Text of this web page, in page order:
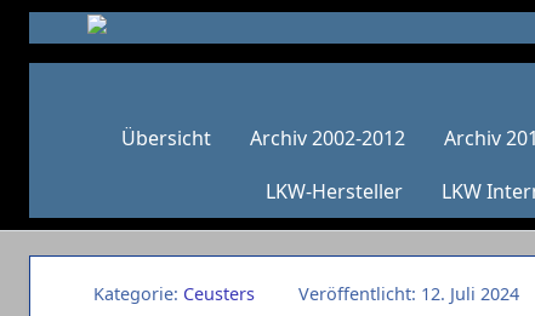
Übersicht Archiv 2002-2012 Archiv
LKW-Hersteller
LKW
Kategorie: Ceusters Veröffentlicht: 12. Juli 2024